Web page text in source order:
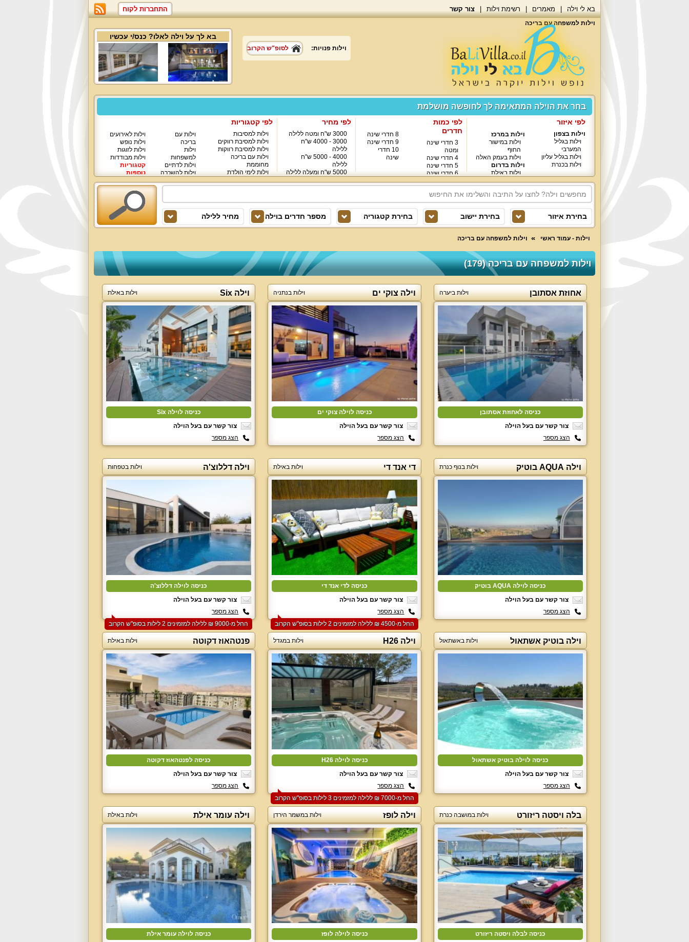
התחברות לקוח בא לי וילה מאמרים רשימת וילות צור קשר
וילות למשפחה עם בריכה
בא לך על וילה לאלו? כנס/י עכשיו
וילות פנויות: לסופ"ש הקרוב
בחר את הוילה המתאימה לך לחופשה מושלמת
לפי איזור
וילות בצפון
וילות בגליל
המערבי
וילות בגליל עליון
וילות בכנרת
וילות במרכז
וילות במישור
החוף
וילות בעמק האלה
וילות בדרום
וילות באילת
לפי כמות
חדרים
3 חדרי שינה
ומטה
4 חדרי שינה
5 חדרי שינה
6 חדרי שינה
7 חדרי שינה
8 חדרי שינה
9 חדרי שינה
10 חדרי
שינה
לפי מחיר
3000 ש"ח ומטה ללילה
3000 - 4000 ש"ח
ללילה
4000 - 5000 ש"ח
ללילה
5000 ש"ח ומעלה ללילה
לפי קטגוריות
וילות למסיבות
וילות למסיבת רווקים
וילות למסיבת רווקות
וילות עם בריכה
מחוממת
וילות לימי הולדת
וילות עם
בריכה
וילות
למשפחות
וילות לדתיים
וילות להשכרה
וילות יוקרתיות
וילות לאירועים
וילות נופש
וילות לזוגות
וילות מבודדות
קטגוריות
נוספות
בחירת איזור בחירת יישוב בחירת קטגוריה מספר חדרים בוילה מחיר ללילה
וילות - עמוד ראשי וילות למשפחה עם בריכה
וילות למשפחה עם בריכה (179)
אחוזת אסתובן וילות ביערה
כניסה לאחוזת אסתובן
צור קשר עם בעל הוילה
הצג מספר
וילה צוקי ים וילות בנתניה
כניסה לוילה צוקי ים
צור קשר עם בעל הוילה
הצג מספר
וילה Six וילות באילת
כניסה לוילה Six
צור קשר עם בעל הוילה
הצג מספר
וילה AQUA בוטיק וילות בנוף כנרת
כניסה לוילה AQUA בוטיק
צור קשר עם בעל הוילה
הצג מספר
די אנד די וילות באילת
כניסה לדי אנד די
צור קשר עם בעל הוילה
הצג מספר
החל מ-‏4500 ₪ ללילה למזמינים 2 לילות בסופ"ש הקרוב
וילה דללוצ'ה וילות בטפחות
כניסה לוילה דללוצ'ה
צור קשר עם בעל הוילה
הצג מספר
החל מ-‏9000 ₪ ללילה למזמינים 2 לילות בסופ"ש הקרוב
וילה בוטיק אשתאול וילות באשתאול
כניסה לוילה בוטיק אשתאול
צור קשר עם בעל הוילה
הצג מספר
וילה H26 וילות במגדל
כניסה לוילה H26
צור קשר עם בעל הוילה
הצג מספר
החל מ-‏7000 ₪ ללילה למזמינים 3 לילות בסופ"ש הקרוב
פנטהאוז דקוטה וילות באילת
כניסה לפנטהאוז דקוטה
צור קשר עם בעל הוילה
הצג מספר
בלה ויסטה ריזורט וילות במושבה כנרת
כניסה לבלה ויסטה ריזורט
וילה לופז וילות במשמר הירדן
כניסה לוילה לופז
וילה עומר אילת וילות באילת
כניסה לוילה עומר אילת